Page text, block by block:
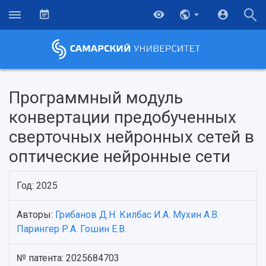
НАЗАД
Об университете
История
Новости
Главные новости
Образование
Почему я выбираю Самарский университет?
Научно-исследовательская деятельность
Основные научные направления
Программный модуль
конвертации предобученных
сверточных нейронных сетей в
оптические нейронные сети
Год: 2025
Авторы: Грибанов Д.Н. Килбас И.А. Мухин А.В.
Парингер Р.А. Гошин Е.В.
№ патента: 2025684703